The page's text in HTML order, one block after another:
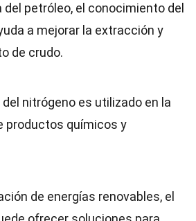
del petróleo, el conocimiento del
a mejorar la extracción y
de crudo.
nitrógeno es utilizado en la
productos químicos y
de energías renovables, el